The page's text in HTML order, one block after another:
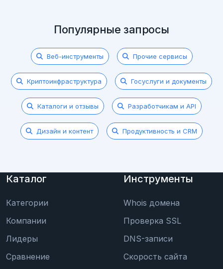
Популярные запросы
Веб-инструменты Прочие сервисы
Криптоинфраструктура Госуслуги и документы
Каталоги и отзывы Разработчикам и API
Дизайн и контент Продуктивность и CRM
Каталог
Категории
Компании
Лидеры
Сравнение
Инструменты
Whois домена
Проверка SSL
DNS-записи
Скорость сайта